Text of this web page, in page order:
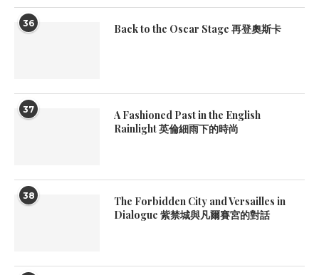
36 Back to the Oscar Stage 再登奧斯卡
37
A Fashioned Past in the English
Rainlight 英倫細雨下的時尚
38
The Forbidden City and Versailles in
Dialogue 紫禁城與凡爾賽宮的對話